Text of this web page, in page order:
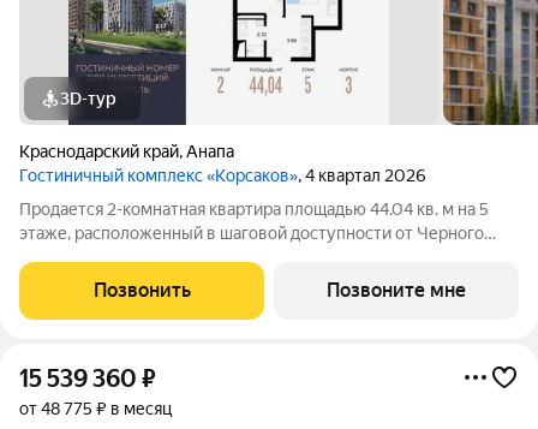
3D-тур
Краснодарский край,Анапа
Гостиничный комплекс «Корсаков», 4 квартал 2026
Продается 2-комнатная квартира площадью 44.04 кв. м на 5
этаже, расположенный в шаговой доступности от Черного
Проект от застройщика «ССК» находится в 10 минутах от
центра Анапы, рядом с Анапским
Позвонить Позвоните мне
15 539 360 ₽
от 48 775 ₽ в месяц